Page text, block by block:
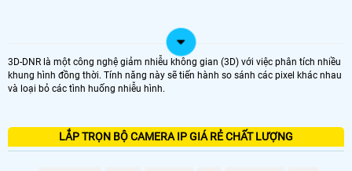
📸 GIÁ LẮP CAMERA IP NHƯ THẾ NÀO
LOẠI CAMERA IP
GIÁ LẮP CAMERA
3D-DNR là một công nghệ giảm nhiễu không gian (3D) với việc phân tích nhiều
khung hình đồng thời. Tính năng này sẽ tiến hành so sánh các pixel khác nhau
và loại bỏ các tình huống nhiễu hình.
LẮP TRỌN BỘ CAMERA IP GIÁ RẺ CHẤT LƯỢNG